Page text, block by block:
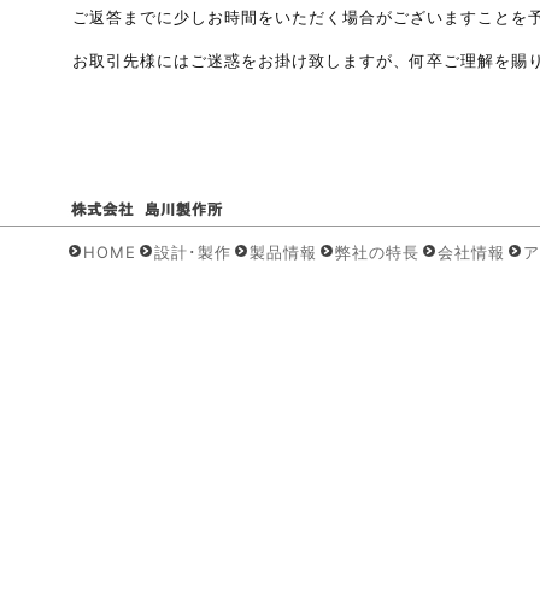
ご返答までに少しお時間をいただく場合がございますことを
お取引先様にはご迷惑をお掛け致しますが、何卒ご理解を賜
HOME 設計･製作 製品情報 弊社の特長 会社情報